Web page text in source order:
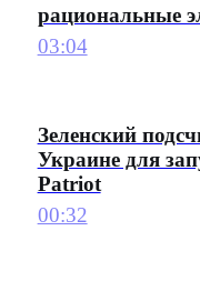
рациональные
03:04
Зеленский
Украине для
Patriot
00:32